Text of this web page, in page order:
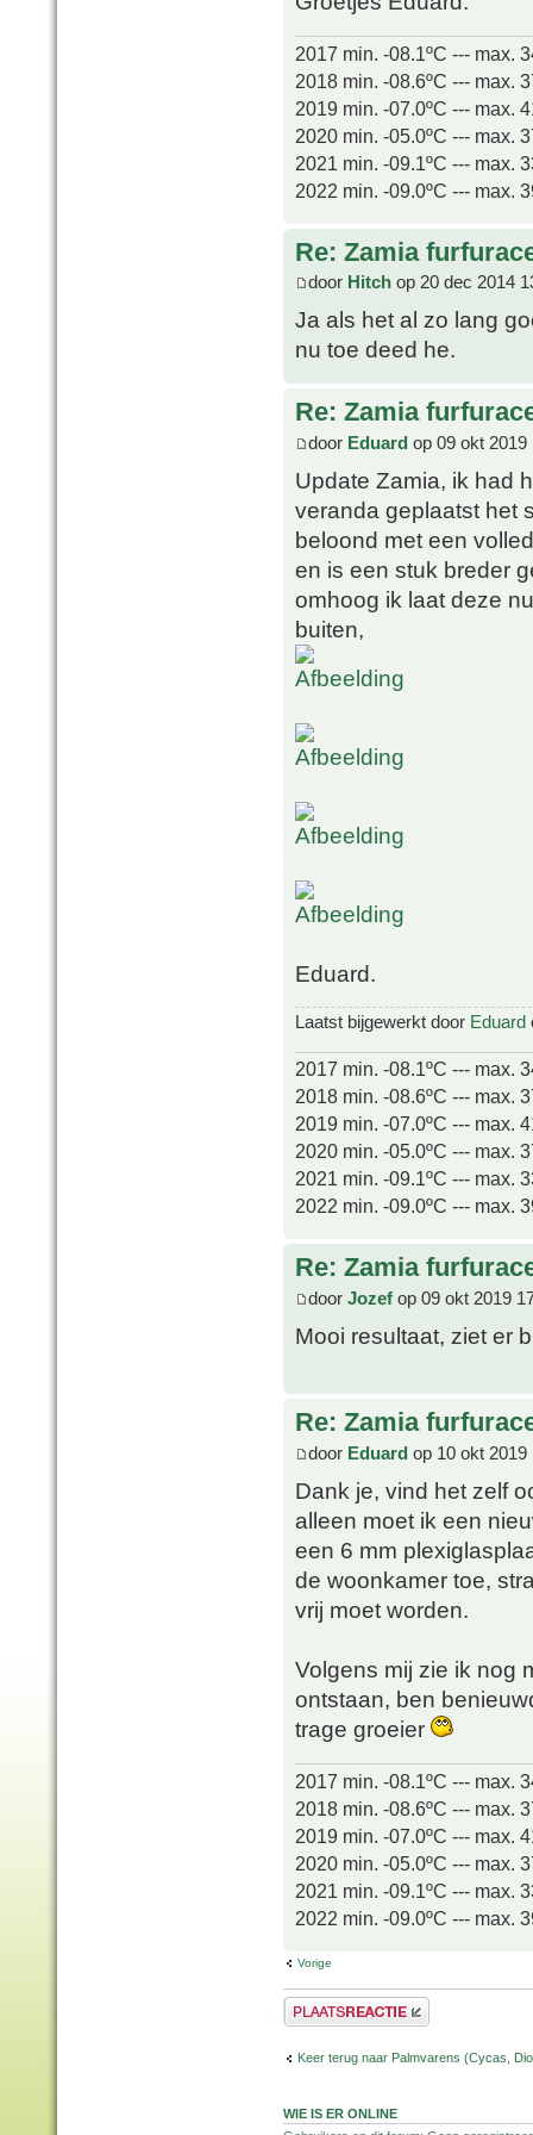
2017 min. -08.1ºC --- max.
2018 min. -08.6ºC --- max.
2019 min. -07.0ºC --- max.
2020 min. -05.0ºC --- max.
2021 min. -09.1ºC --- max.
2022 min. -09.0ºC --- max.
Re: Zamia
door Hitch op 20 dec 2014
Ja als het al zo lang
nu toe deed he.
Re: Zamia
door Eduard op 09 okt 2019
Update Zamia, ik had
veranda geplaatst het
beloond met een
en is een stuk breder
omhoog ik laat deze
buiten,
Eduard.
Laatst bijgewerkt door Eduard
2017 min. -08.1ºC --- max.
2018 min. -08.6ºC --- max.
2019 min. -07.0ºC --- max.
2020 min. -05.0ºC --- max.
2021 min. -09.1ºC --- max.
2022 min. -09.0ºC --- max.
Re: Zamia
door Jozef op 09 okt 2019
Mooi resultaat, ziet er
Re: Zamia
door Eduard op 10 okt 2019
Dank je, vind het zelf
alleen moet ik een
een 6 mm
de woonkamer toe,
vrij moet worden.
Volgens mij zie ik nog
ontstaan, ben
trage groeier
2017 min. -08.1ºC --- max.
2018 min. -08.6ºC --- max.
2019 min. -07.0ºC --- max.
2020 min. -05.0ºC --- max.
2021 min. -09.1ºC --- max.
2022 min. -09.0ºC --- max.
Vorige
Plaats een reactie
Keer terug naar Palmvarens (Cycas,
WIE IS ER ONLINE